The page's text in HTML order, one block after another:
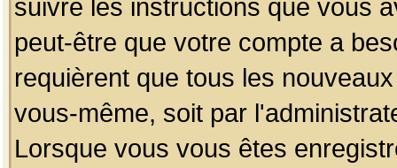
suivre les instructions que vous
peut-être que votre compte a
requièrent que tous les
vous-même, soit par
Lorsque vous vous êtes